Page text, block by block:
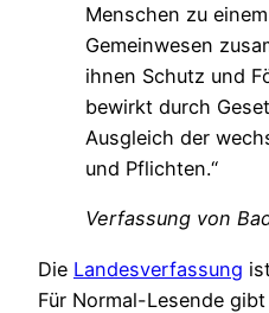
Menschen zu
Gemeinwesen
ihnen Schutz und
bewirkt durch
Ausgleich der
und Pflichten.“
Verfassung von
Die Landesverfassung
Für Normal-Lesende